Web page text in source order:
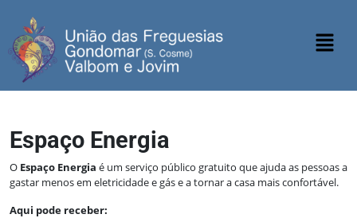
Espaço Energia
O Espaço Energia é um serviço público gratuito que ajuda as pessoas a
gastar menos em eletricidade e gás e a tornar a casa mais confortável.
Aqui pode receber: